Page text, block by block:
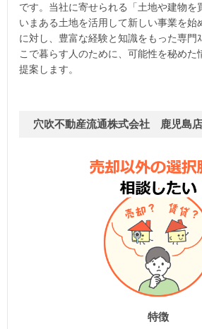
です。当社に寄せられる「土地や建物を
いまある土地を活用して新しい事業を始
に対し、豊富な経験と知識をもった専門
こで暮らす人のために、可能性を秘めた
提案します。
穴吹不動産流通株式会社 鹿児島
特徴